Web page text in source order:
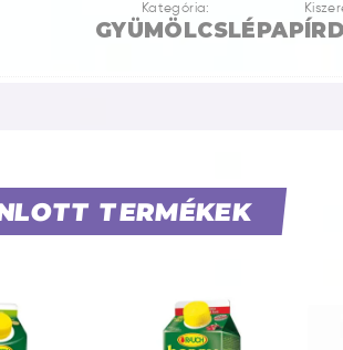
Kategória:
GYÜMÖLCSLÉ
TERMÉKEK